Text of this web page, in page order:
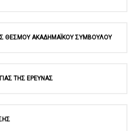
ΘΕΣΜΟΥ ΑΚΑΔΗΜΑΪΚΟΥ ΣΥΜΒΟΥΛΟΥ
ΤΗΣ ΕΡΕΥΝΑΣ